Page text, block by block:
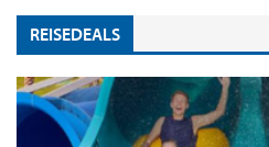
REISEDEALS